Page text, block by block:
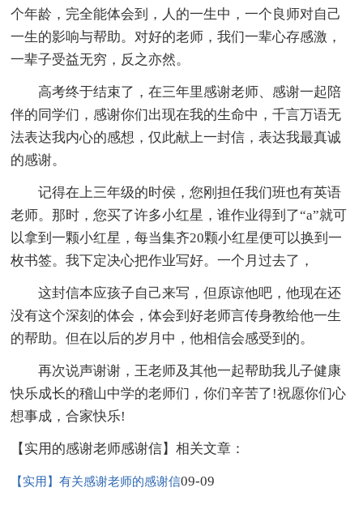
个年龄，完全能体会到，人的一生中，一个良师对自己
一生的影响与帮助。对好的老师，我们一辈心存感激，
一辈子受益无穷，反之亦然。
高考终于结束了，在三年里感谢老师、感谢一起陪
伴的同学们，感谢你们出现在我的生命中，千言万语无
法表达我内心的感想，仅此献上一封信，表达我最真诚
的感谢。
记得在上三年级的时侯，您刚担任我们班也有英语
老师。那时，您买了许多小红星，谁作业得到了“a”就可
以拿到一颗小红星，每当集齐20颗小红星便可以换到一
枚书签。我下定决心把作业写好。一个月过去了，
这封信本应孩子自己来写，但原谅他吧，他现在还
没有这个深刻的体会，体会到好老师言传身教给他一生
的帮助。但在以后的岁月中，他相信会感受到的。
再次说声谢谢，王老师及其他一起帮助我儿子健康
快乐成长的稽山中学的老师们，你们辛苦了!祝愿你们心
想事成，合家快乐!
【实用的感谢老师感谢信】相关文章：
【实用】有关感谢老师的感谢信09-09